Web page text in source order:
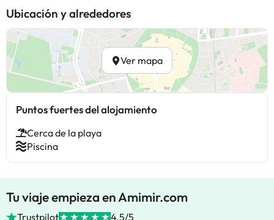
Ubicación y alrededores
Ver mapa
Puntos fuertes del alojamiento
Cerca de la playa
Piscina
Tu viaje empieza en Amimir.com
Trustpilot 4.5/5